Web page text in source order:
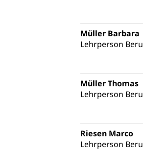
Müller Barbara
Lehrperson
Müller Thomas
Lehrperson
Riesen Marco
Lehrperson
Zivilverfahren
Zivilrecht,
Bankrott,
Volksrechte
Kantonale